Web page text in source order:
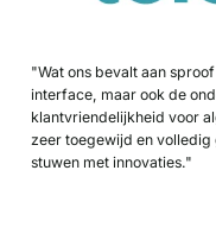
"Wat ons bevalt aan
interface, maar ook de
klantvriendelijkheid voor
zeer toegewijd en
stuwen met innovaties."